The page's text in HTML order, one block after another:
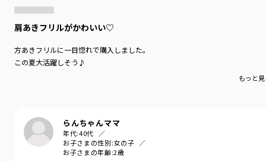
肩あきフリルがかわいい♡
方あきフリルに一目惚れで購入しました。
この夏大活躍しそう♪
もっと
らんちゃんママ
年代:40代
お子さまの性別:女の子
お子さまの年齢:2歳